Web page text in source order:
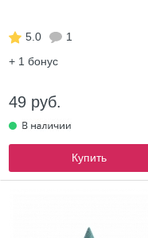
5.0
1
+ 1 бонус
49 руб.
Купить